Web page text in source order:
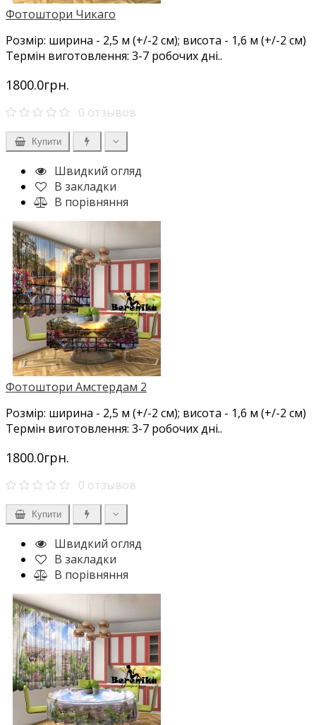
Фотоштори Чикаго
Розмір: ширина - 2,5 м (+/-2 см); висота - 1,6 м (+/-2 см)
Термін виготовлення: 3-7 робочих дні..
1800.0грн.
0 отзывов
Купити
Швидкий огляд
В закладки
В порівняння
Фотоштори Амстердам 2
Розмір: ширина - 2,5 м (+/-2 см); висота - 1,6 м (+/-2 см)
Термін виготовлення: 3-7 робочих дні..
1800.0грн.
0 отзывов
Купити
Швидкий огляд
В закладки
В порівняння